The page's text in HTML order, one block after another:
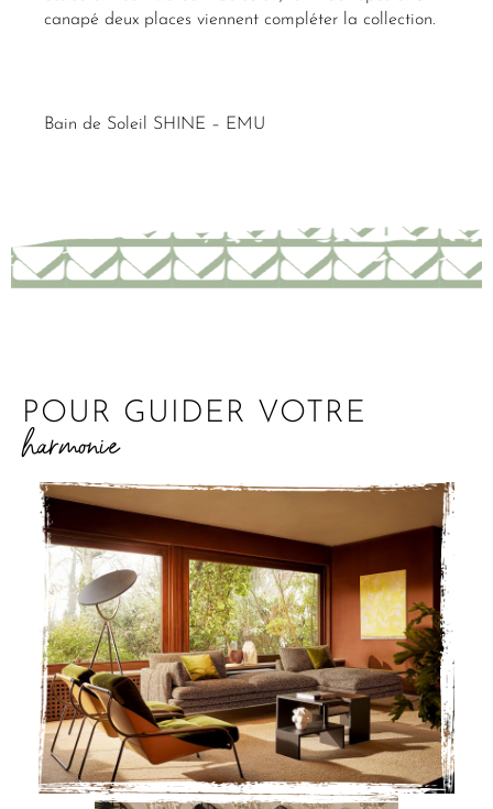
canapé deux places viennent compléter la collection.
Bain de Soleil SHINE – EMU
POUR GUIDER VOTRE
harmonie